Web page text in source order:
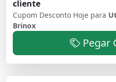
cliente
Cupom Desconto Hoje para
Brinox
Pegar